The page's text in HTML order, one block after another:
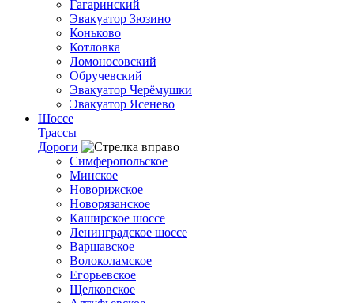
Гагаринский
Эвакуатор Зюзино
Коньково
Котловка
Ломоносовский
Обручевский
Эвакуатор Черёмушки
Эвакуатор Ясенево
Шоссе
Трассы
Дороги
Симферопольское
Минское
Новорижское
Новорязанское
Каширское шоссе
Ленинградское шоссе
Варшавское
Волоколамское
Егорьевское
Щелковское